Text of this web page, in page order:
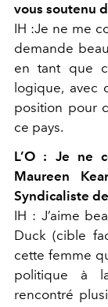
vous soutenu
IH :Je ne me
demande
en tant que
logique, avec
position pour
ce pays.
L’O : Je ne
Maureen
Syndicaliste
IH : J’aime
Duck (cible
cette femme
politique à
rencontré